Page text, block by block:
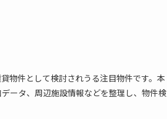
物件として検討されうる注目物件です。本
ータ、周辺施設情報などを整理し、物件検